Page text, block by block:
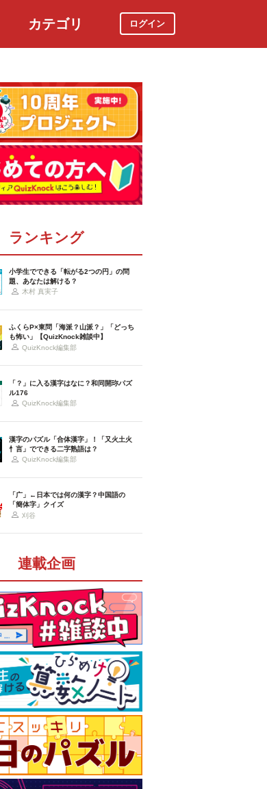
カテゴリ ログイン
ランキング
小学生でできる「転がる2つの円」の問
題、あなたは解ける？
木村 真実子
ふくらP×東問「海派？山派？」「どっち
も怖い」【QuizKnock雑談中】
QuizKnock編集部
「？」に入る漢字はなに？和同開珎パズ
ル176
QuizKnock編集部
漢字のパズル「合体漢字」！「又火土火
忄言」でできる二字熟語は？
QuizKnock編集部
「广」←日本では何の漢字？中国語の
「簡体字」クイズ
刈谷
連載企画